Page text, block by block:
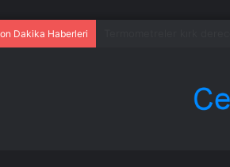
Dakika Haberleri